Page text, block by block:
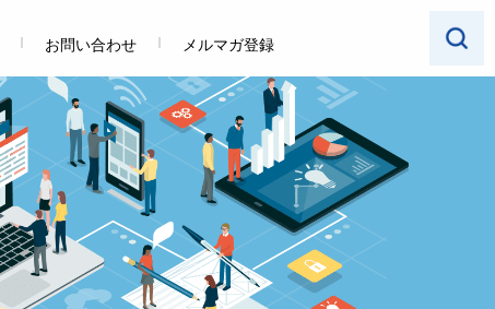
お問い合わせ メルマガ登録